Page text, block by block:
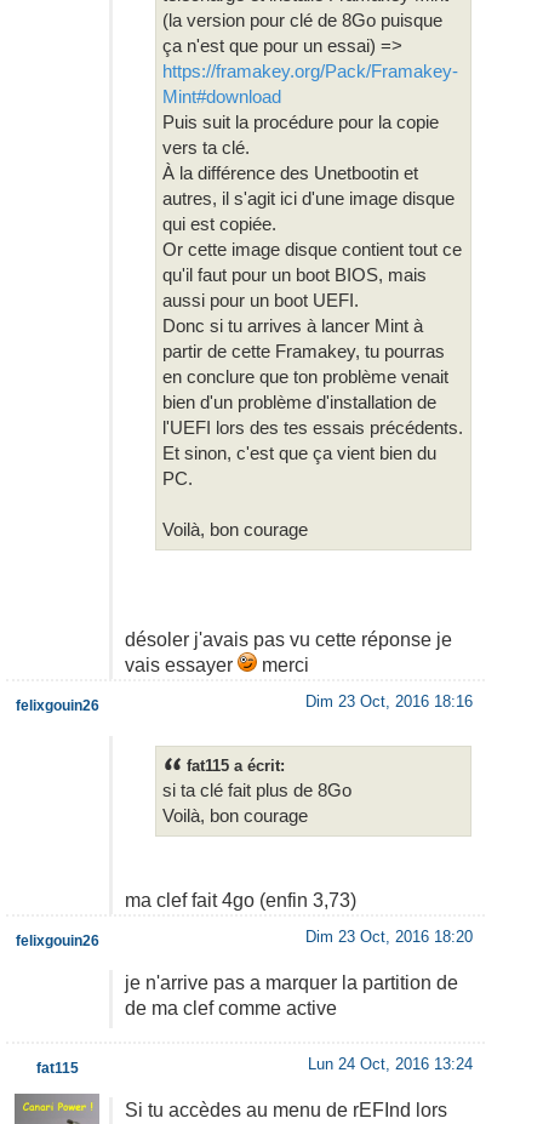
(la version pour clé de 8Go puisque
ça n'est que pour un essai) =>
https://framakey.org/Pack/Framakey-
Mint#download
Puis suit la procédure pour la copie
vers ta clé.
À la différence des Unetbootin et
autres, il s'agit ici d'une image disque
qui est copiée.
Or cette image disque contient tout ce
qu'il faut pour un boot BIOS, mais
aussi pour un boot UEFI.
Donc si tu arrives à lancer Mint à
partir de cette Framakey, tu pourras
en conclure que ton problème venait
bien d'un problème d'installation de
l'UEFI lors des tes essais précédents.
Et sinon, c'est que ça vient bien du
PC.
Voilà, bon courage
désoler j'avais pas vu cette réponse je
vais essayer
merci
Dim 23 Oct, 2016 18:16
fat115 a écrit:
si ta clé fait plus de 8Go
Voilà, bon courage
ma clef fait 4go (enfin 3,73)
felixgouin26
Dim 23 Oct, 2016 18:20
je n'arrive pas a marquer la partition de
de ma clef comme active
felixgouin26
Lun 24 Oct, 2016 13:24
Si tu accèdes au menu de rEFInd lors
fat115